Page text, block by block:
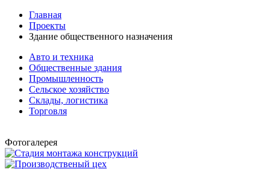
Главная
Проекты
Здание общественного назначения
Авто и техника
Общественные здания
Промышленность
Сельское хозяйство
Склады, логистика
Торговля
Фотогалерея